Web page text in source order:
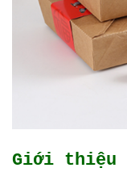
Giới thiệu